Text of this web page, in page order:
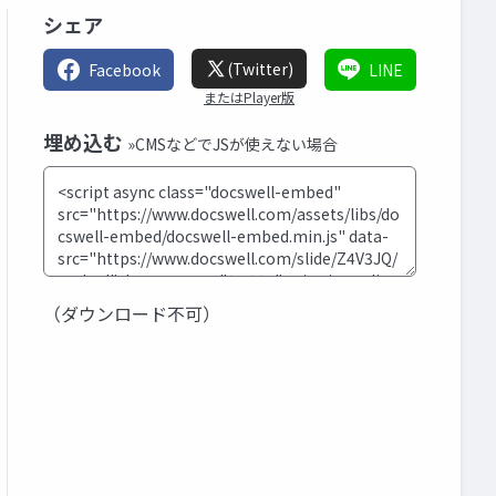
シェア
Facebook (Twitter)
またはPlayer版
LINE
埋め込む »CMSなどでJSが使えない場合
（ダウンロード不可）